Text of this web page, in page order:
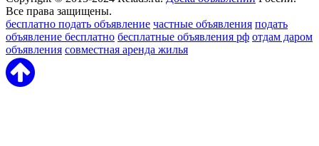
Все права защищены.
бесплатно подать объявление частные объявления подать
объявление бесплатно бесплатные объявления рф отдам даром
объявления совместная аренда жилья